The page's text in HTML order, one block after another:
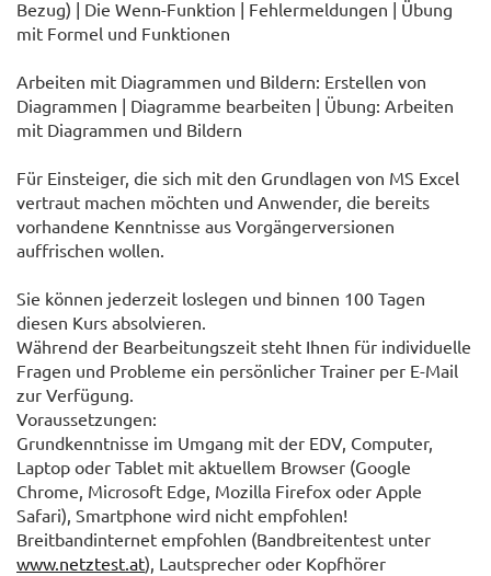
Bezug) | Die Wenn-Funktion | Fehlermeldungen | Übung
mit Formel und Funktionen
Arbeiten mit Diagrammen und Bildern: Erstellen von
Diagrammen | Diagramme bearbeiten | Übung: Arbeiten
mit Diagrammen und Bildern
Für Einsteiger, die sich mit den Grundlagen von MS Excel
vertraut machen möchten und Anwender, die bereits
vorhandene Kenntnisse aus Vorgängerversionen
auffrischen wollen.
Sie können jederzeit loslegen und binnen 100 Tagen
diesen Kurs absolvieren.
Während der Bearbeitungszeit steht Ihnen für individuelle
Fragen und Probleme ein persönlicher Trainer per E-Mail
zur Verfügung.
Voraussetzungen:
Grundkenntnisse im Umgang mit der EDV, Computer,
Laptop oder Tablet mit aktuellem Browser (Google
Chrome, Microsoft Edge, Mozilla Firefox oder Apple
Safari), Smartphone wird nicht empfohlen!
Breitbandinternet empfohlen (Bandbreitentest unter
www.netztest.at), Lautsprecher oder Kopfhörer